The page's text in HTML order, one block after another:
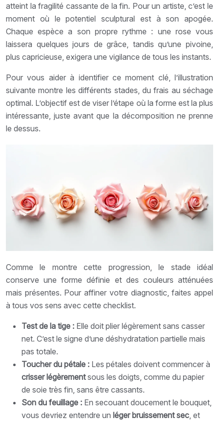
atteint la fragilité cassante de la fin. Pour un artiste, c’est le
moment où le potentiel sculptural est à son apogée.
Chaque espèce a son propre rythme : une rose vous
laissera quelques jours de grâce, tandis qu’une pivoine,
plus capricieuse, exigera une vigilance de tous les instants.
Pour vous aider à identifier ce moment clé, l’illustration
suivante montre les différents stades, du frais au séchage
optimal. L’objectif est de viser l’étape où la forme est la plus
intéressante, juste avant que la décomposition ne prenne
le dessus.
Comme le montre cette progression, le stade idéal
conserve une forme définie et des couleurs atténuées
mais présentes. Pour affiner votre diagnostic, faites appel
à tous vos sens avec cette checklist.
Test de la tige : Elle doit plier légèrement sans casser
net. C’est le signe d’une déshydratation partielle mais
pas totale.
Toucher du pétale : Les pétales doivent commencer à
crisser légèrementsous les doigts, comme du papier
de soie très fin, sans être cassants.
Son du feuillage : En secouant doucement le bouquet,
vous devriez entendre un léger bruissement sec, et